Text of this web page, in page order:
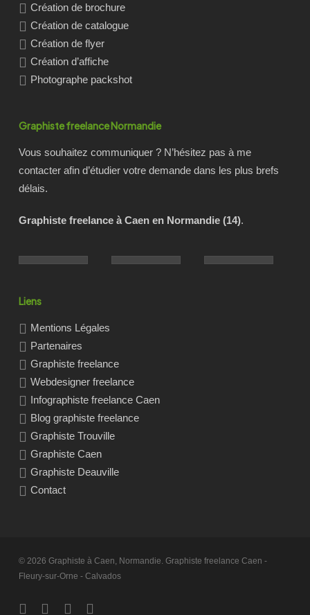
Création de brochure
Création de catalogue
Création de flyer
Création d’affiche
Photographe packshot
Graphiste freelance Normandie
Vous souhaitez communiquer ? N’hésitez pas à me
contacter afin d’étudier votre demande dans les plus brefs
délais.
Graphiste freelance à Caen en Normandie (14).
Liens
Mentions Légales
Partenaires
Graphiste freelance
Webdesigner freelance
Infographiste freelance Caen
Blog graphiste freelance
Graphiste Trouville
Graphiste Caen
Graphiste Deauville
Contact
© 2026 Graphiste à Caen, Normandie. Graphiste freelance Caen -
Fleury-sur-Orne - Calvados
twitter facebooklinkedinRSS